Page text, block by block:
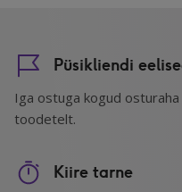
Püsikliendi
Iga ostuga kogud
toodetelt.
Kiire tarne